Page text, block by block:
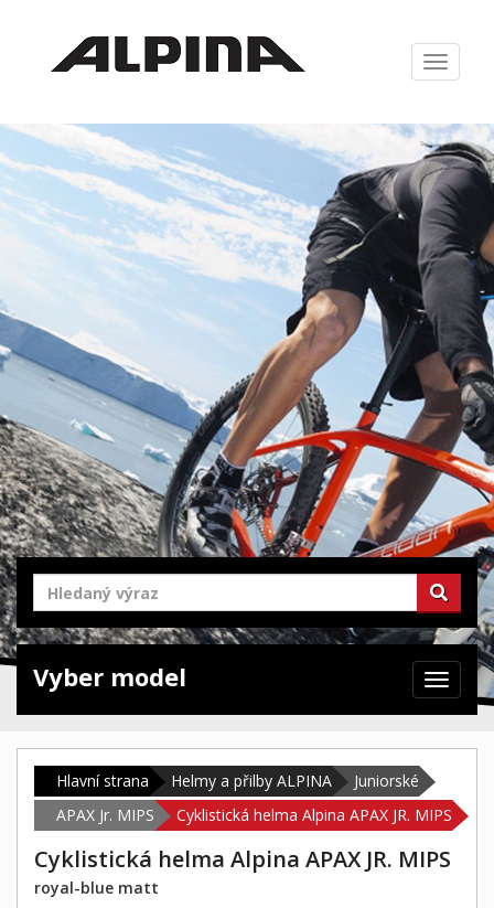
Zabrazit
navigaci
Zabrazit
navigaci
Vyber model
Hlavní strana Helmy a přilby ALPINA
Juniorské
APAX Jr. MIPS
Cyklistická helma Alpina APAX JR. MIPS
Cyklistická helma Alpina APAX JR. MIPS
royal-blue matt